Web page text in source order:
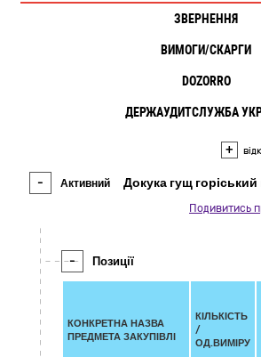
ЗВЕРНЕННЯ
ВИМОГИ/СКАРГИ
DOZORRO
ДЕРЖАУДИТСЛУЖБА
+
- Активний Докука гущ горіський
Подивитись
- Позиції
КОНКРЕТНА НАЗВА
ПРЕДМЕТА ЗАКУПІВЛІ
КІЛЬКІСТЬ
/
ОД.ВИМІРУ